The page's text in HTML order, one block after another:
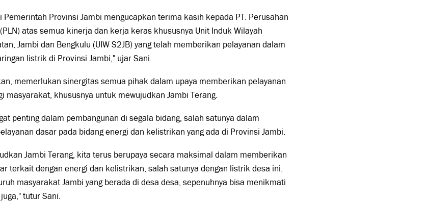
Pemerintah Provinsi Jambi mengucapkan terima kasih kepada PT. Perusahan
atas semua kinerja dan kerja keras khususnya Unit Induk Wilayah
Jambi dan Bengkulu (UIW S2JB) yang telah memberikan pelayanan dalam
listrik di Provinsi Jambi," ujar Sani.
memerlukan sinergitas semua pihak dalam upaya memberikan pelayanan
masyarakat, khususnya untuk mewujudkan Jambi Terang.
penting dalam pembangunan di segala bidang, salah satunya dalam
dasar pada bidang energi dan kelistrikan yang ada di Provinsi Jambi.
Jambi Terang, kita terus berupaya secara maksimal dalam memberikan
terkait dengan energi dan kelistrikan, salah satunya dengan listrik desa ini.
masyarakat Jambi yang berada di desa desa, sepenuhnya bisa menikmati
tutur Sani.